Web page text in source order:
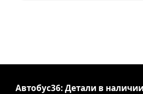
Автобус36: Детали в